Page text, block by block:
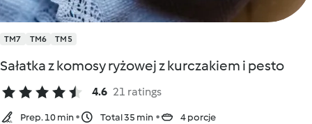
TM7 TM6 TM5
Sałatka z komosy ryżowej z kurczakiem i pesto
4.6 21 ratings
Prep. 10 min Total 35 min 4 porcje